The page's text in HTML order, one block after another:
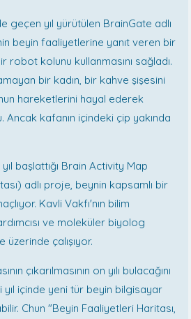
geçen yıl yürütülen BrainGate adlı
beyin faaliyetlerine yanıt veren bir
robot kolunu kullanmasını sağladı.
bir kadın, bir kahve şişesini
hareketlerini hayal ederek
kafanın içindeki çip yakında
başlattığı Brain Activity Map
adlı proje, beynin kapsamlı bir
Kavli Vakfı'nın bilim
ve moleküler biyolog
çalışıyor.
çıkarılmasının on yılı bulacağını
içinde yeni tür beyin bilgisayar
Chun "Beyin Faaliyetleri Haritası,